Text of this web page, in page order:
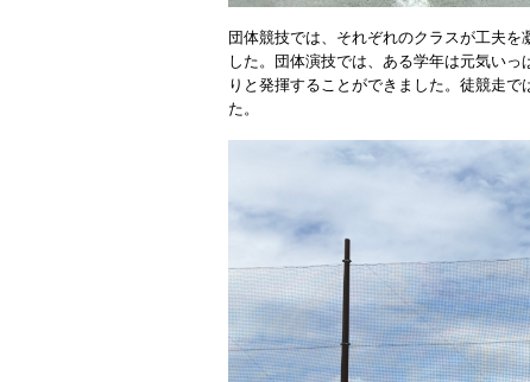
団体競技では、それぞれのクラスが工夫
した。団体演技では、ある学年は元気い
りと発揮することができました。徒競走
た。